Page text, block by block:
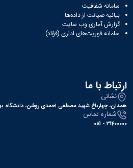
سامانه شفافیت
بیانیه صیانت از داده‌ها
گزارش آماری وب‌ سایت
سامانه فوریت‌های اداری (فؤاد)
ارتباط با ما
نشانی
همدان، چهارباغ شهید مصطفی احمدی روشن، دانشگاه
شماره تماس
31400000 - 081